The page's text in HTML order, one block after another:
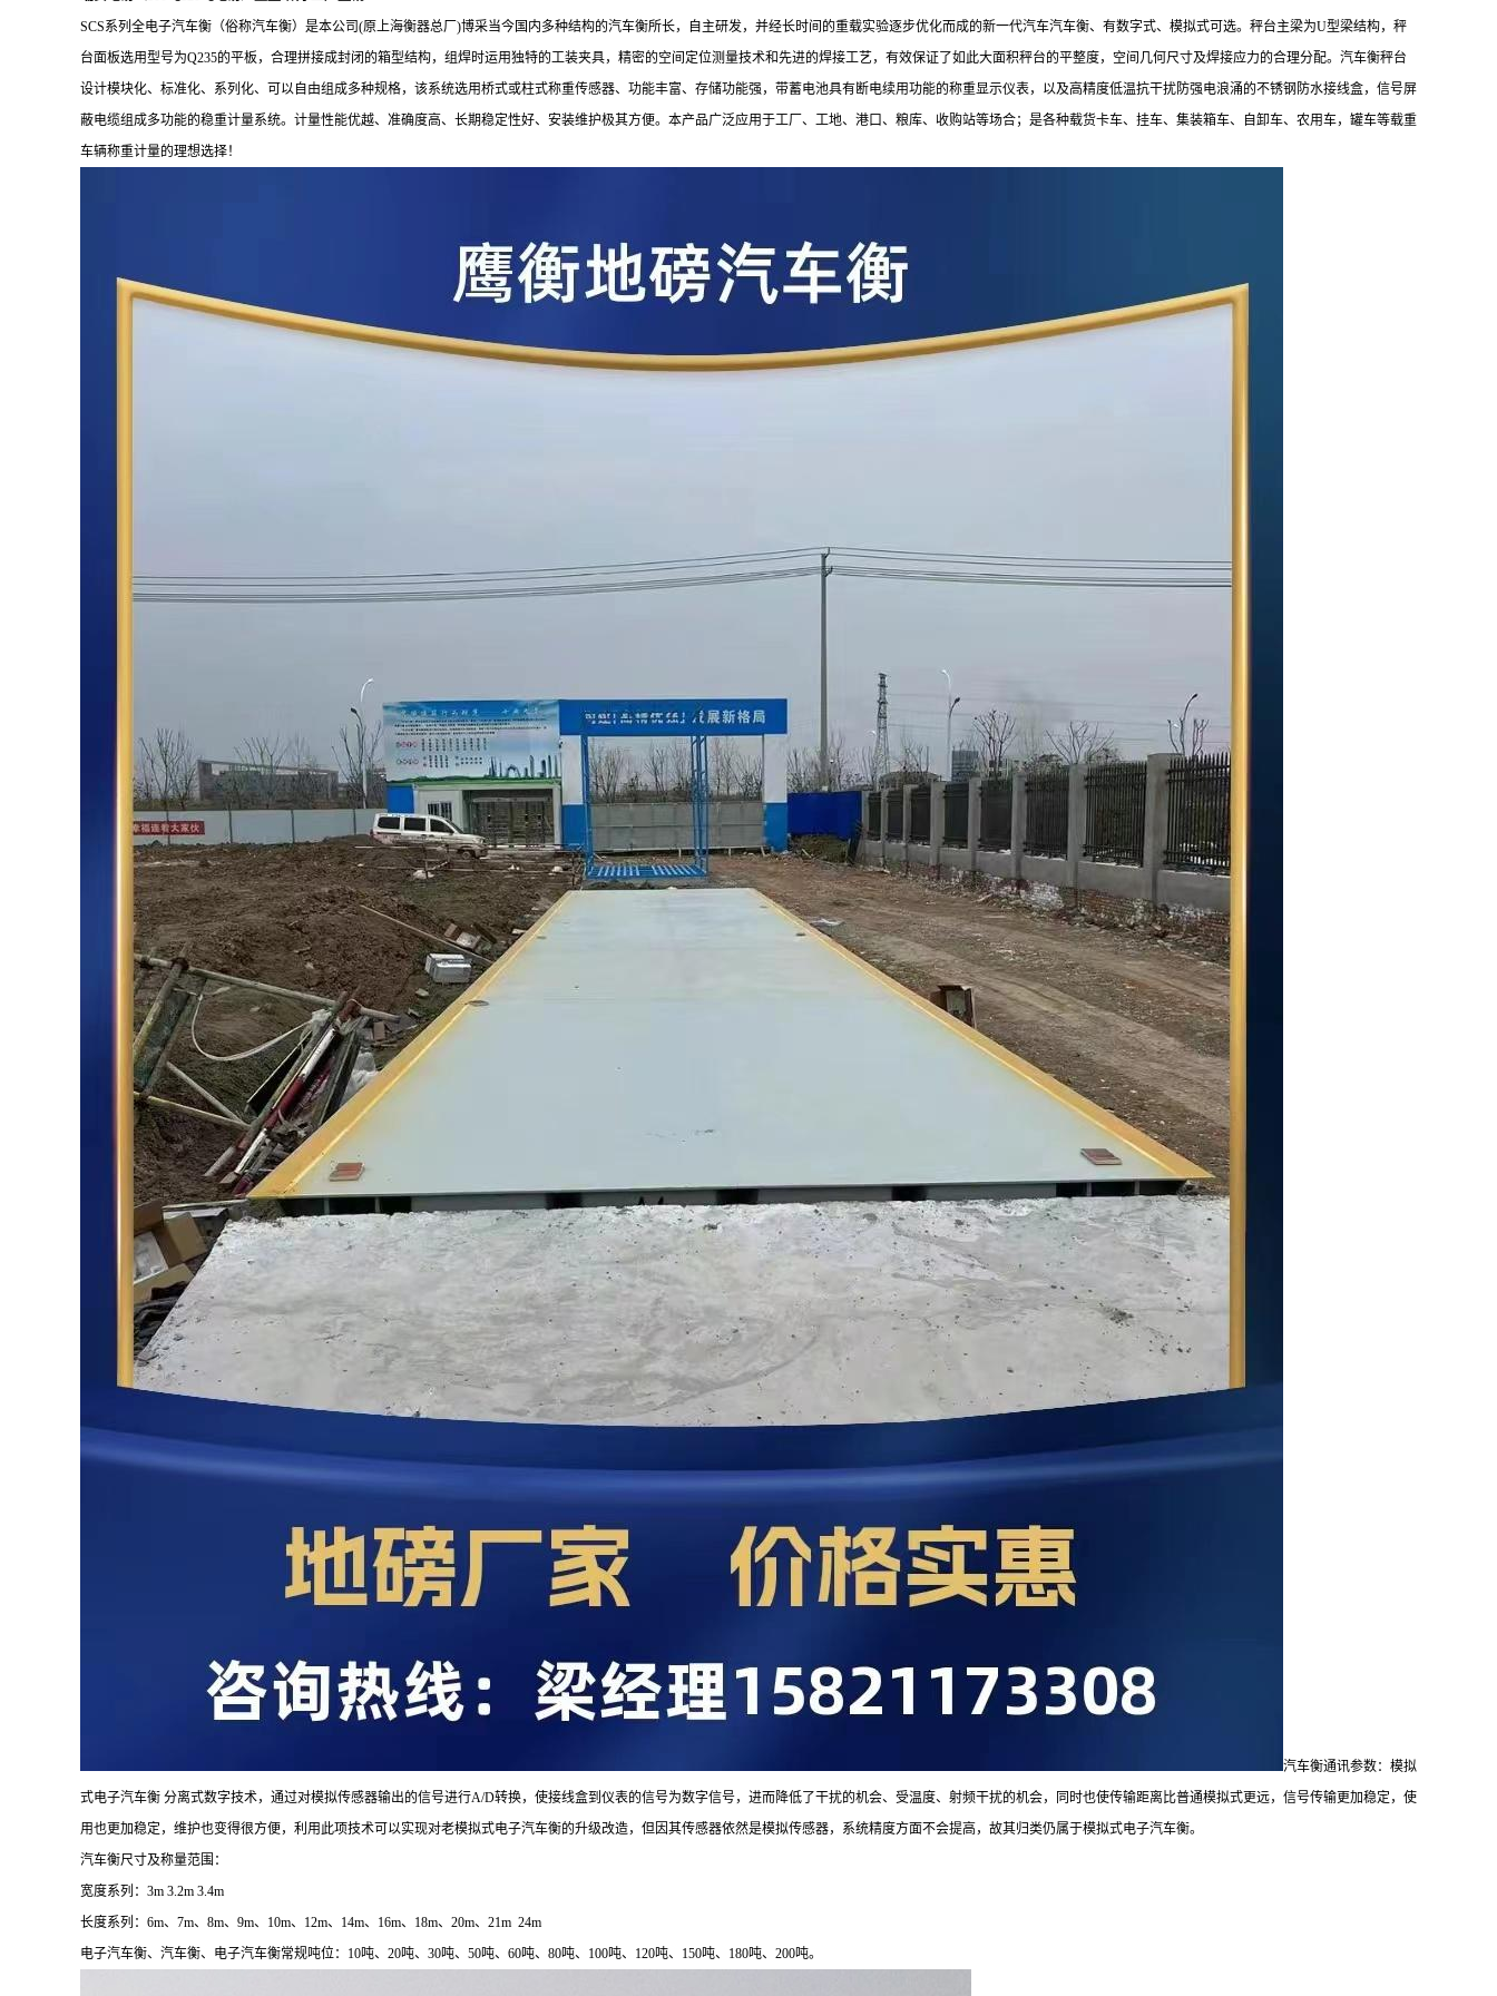
SCS系列全电子汽车衡（俗称汽车衡）是本公司(原上海衡器总厂)博采当今国内多种结构的汽车衡所长，自主研发，并经长时间的重载实验逐步优化而成的新一代汽车汽车衡、有数字式、模拟式可选。秤台主梁为U型梁结构，秤
台面板选用型号为Q235的平板，合理拼接成封闭的箱型结构，组焊时运用独特的工装夹具，精密的空间定位测量技术和先进的焊接工艺，有效保证了如此大面积秤台的平整度，空间几何尺寸及焊接应力的合理分配。汽车衡秤台
设计模块化、标准化、系列化、可以自由组成多种规格，该系统选用桥式或柱式称重传感器、功能丰富、存储功能强，带蓄电池具有断电续用功能的称重显示仪表，以及高精度低温抗干扰防强电浪涌的不锈钢防水接线盒，信号屏
蔽电缆组成多功能的稳重计量系统。计量性能优越、准确度高、长期稳定性好、安装维护极其方便。本产品广泛应用于工厂、工地、港口、粮库、收购站等场合；是各种载货卡车、挂车、集装箱车、自卸车、农用车，罐车等载重
车辆称重计量的理想选择！
汽车衡通讯参数：模拟
式电子汽车衡 分离式数字技术，通过对模拟传感器输出的信号进行A/D转换，使接线盒到仪表的信号为数字信号，进而降低了干扰的机会、受温度、射频干扰的机会，同时也使传输距离比普通模拟式更远，信号传输更加稳定，使
用也更加稳定，维护也变得很方便，利用此项技术可以实现对老模拟式电子汽车衡的升级改造，但因其传感器依然是模拟传感器，系统精度方面不会提高，故其归类仍属于模拟式电子汽车衡。
汽车衡尺寸及称量范围：
宽度系列：3m 3.2m 3.4m
长度系列：6m、7m、8m、9m、10m、12m、14m、16m、18m、20m、21m 24m
电子汽车衡、汽车衡、电子汽车衡常规吨位： 10吨、 20吨、 30吨、 50吨、 60吨、 80吨、 100吨、 120吨、 150吨、 180吨、 200吨。